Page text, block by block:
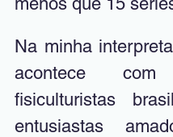
Na minha
acontece com
fisiculturistas
entusiastas